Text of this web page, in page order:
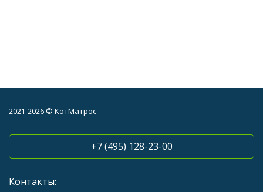
2021-2026 © КотМатрос
+7 (495) 128-23-00
Контакты: